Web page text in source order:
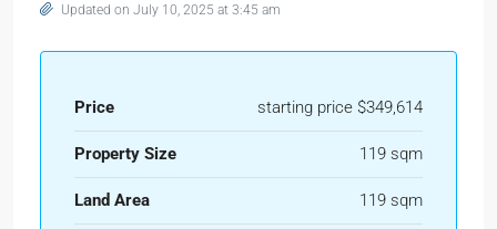
Updated on July 10, 2025 at 3:45 am
Price starting price $349,614
Property Size 119 sqm
Land Area 119 sqm